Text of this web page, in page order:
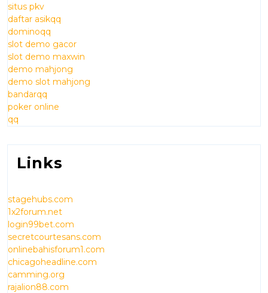
situs pkv
daftar asikqq
dominoqq
slot demo gacor
slot demo maxwin
demo mahjong
demo slot mahjong
bandarqq
poker online
qq
Links
stagehubs.com
1x2forum.net
login99bet.com
secretcourtesans.com
onlinebahisforum1.com
chicagoheadline.com
camming.org
rajalion88.com